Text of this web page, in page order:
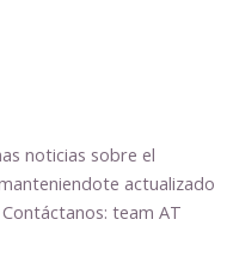
noticias sobre el
actualizado
team AT